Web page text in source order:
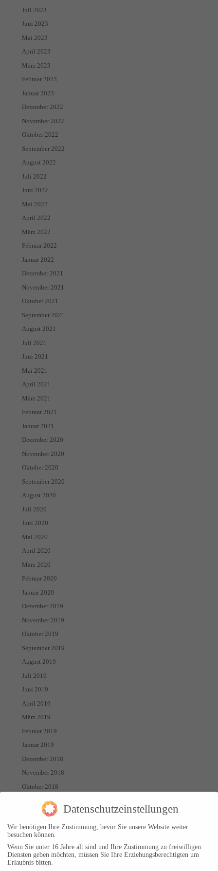
Juli 2023
Juni 2023
Mai 2023
April 2023
März 2023
Februar 2023
Januar 2023
Dezember 2022
November 2022
Oktober 2022
September 2022
August 2022
Juli 2022
Juni 2022
Mai 2022
April 2022
März 2022
Februar 2022
Januar 2022
Dezember 2021
November 2021
Oktober 2021
September 2021
August 2021
Juli 2021
Juni 2021
Mai 2021
April 2021
März 2021
Februar 2021
Januar 2021
Dezember 2020
November 2020
Oktober 2020
September 2020
August 2020
Juli 2020
Juni 2020
Mai 2020
April 2020
März 2020
Februar 2020
Januar 2020
Dezember 2019
November 2019
Oktober 2019
September 2019
August 2019
Juli 2019
Juni 2019
April 2019
März 2019
Februar 2019
Januar 2019
Dezember 2018
November 2018
Oktober 2018
September 2018
August 2018
Juli 2018
Mai 2018
Datenschutzeinstellungen
Wir benötigen Ihre Zustimmung, bevor Sie unsere Website weiter
besuchen können.
Wenn Sie unter 16 Jahre alt sind und Ihre Zustimmung zu freiwilligen
Diensten geben möchten, müssen Sie Ihre Erziehungsberechtigten um
Erlaubnis bitten.